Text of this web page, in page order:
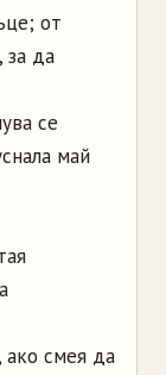
от
за да
се
май
смея да